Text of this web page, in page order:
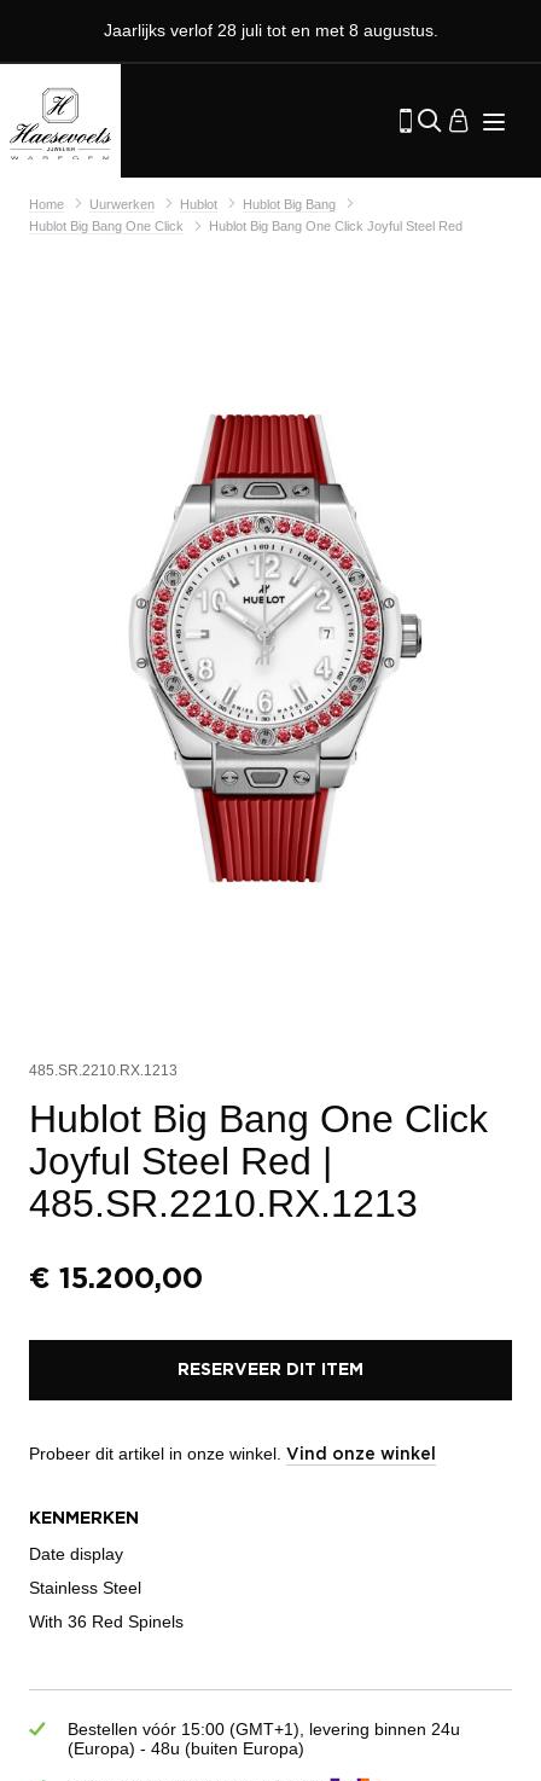
Jaarlijks verlof 28 juli tot en met 8 augustus.
Home Uurwerken Hublot
Hublot Big Bang
Hublot Big Bang One Click
Hublot Big Bang One Click Joyful Steel Red
485.SR.2210.RX.1213
Hublot Big Bang One Click
Joyful Steel Red |
485.SR.2210.RX.1213
€ 15.200,00
RESERVEER DIT ITEM
Probeer dit artikel in onze winkel. Vind onze winkel
KENMERKEN
Date display
Stainless Steel
With 36 Red Spinels
Bestellen vóór 15:00 (GMT+1), levering binnen 24u
(Europa) - 48u (buiten Europa)